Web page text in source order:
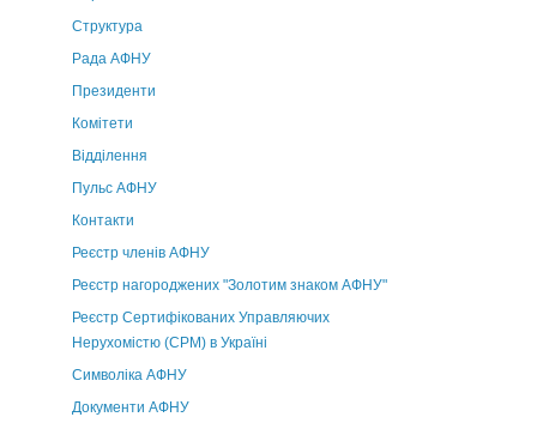
Структура
Рада АФНУ
Президенти
Комітети
Відділення
Пульс АФНУ
Контакти
Реєстр членів АФНУ
Реєстр нагороджених "Золотим знаком АФНУ"
Реєстр Сертифікованих Управляючих
Нерухомістю (CPM) в Україні
Символіка АФНУ
Документи АФНУ